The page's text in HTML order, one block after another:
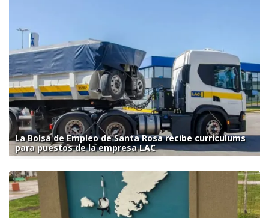
La Bolsa de Empleo de Santa Rosa recibe currículums
para puestos de la empresa LAC